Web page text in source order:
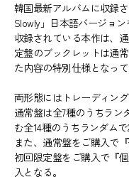
韓国最新アルバムに収録
Slowly」日本語バージョ
収録されている本作は、
定盤のブックレットは通
た内容の特別仕様となって
両形態にはトレーディング
通常盤は全7種のうちラン
む全14種のうちランダムで
また、通常盤をご購入で
初回限定盤をご購入で『
入となる。